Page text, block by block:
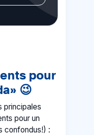
pour
😉
principales
pour un
confondus!) :